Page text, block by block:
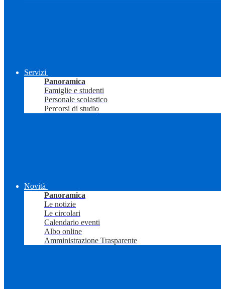
Servizi
Panoramica
Famiglie e studenti
Personale scolastico
Percorsi di studio
Novità
Panoramica
Le notizie
Le circolari
Calendario eventi
Albo online
Amministrazione Trasparente